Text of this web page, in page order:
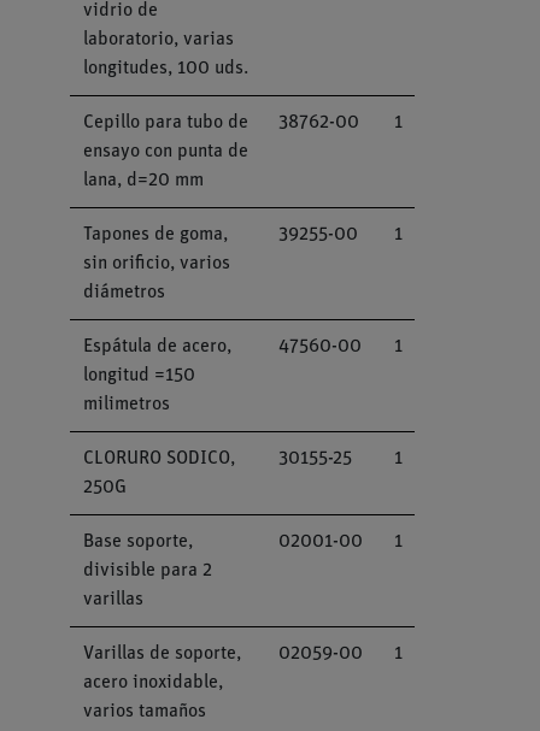
vidrio de
laboratorio, varias
longitudes, 100 uds.
Cepillo para tubo de
ensayo con punta de
lana, d=20 mm
38762-00 1
Tapones de goma,
sin orificio, varios
diámetros
39255-00 1
Espátula de acero,
longitud =150
milimetros
47560-00 1
CLORURO SODICO,
250G
30155-25 1
Base soporte,
divisible para 2
varillas
02001-00 1
Varillas de soporte,
acero inoxidable,
varios tamaños
02059-00 1